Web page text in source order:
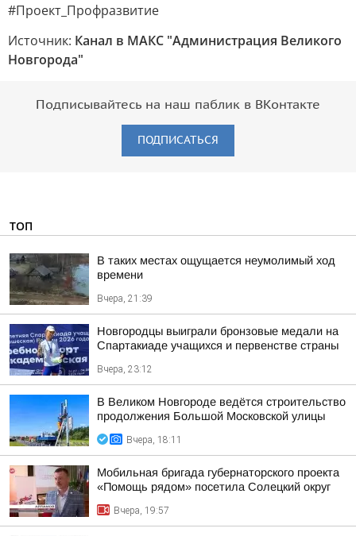
#Проект_Профразвитие
Источник: Канал в МАКС "Администрация Великого
Новгорода"
Подписывайтесь на наш паблик в ВКонтакте
ПОДПИСАТЬСЯ
ТОП
В таких местах ощущается неумолимый ход
времени
Вчера, 21:39
Новгородцы выиграли бронзовые медали на
Спартакиаде учащихся и первенстве страны
Вчера, 23:12
В Великом Новгороде ведётся строительство
продолжения Большой Московской улицы
Вчера, 18:11
Мобильная бригада губернаторского проекта
«Помощь рядом» посетила Солецкий округ
Вчера, 19:57